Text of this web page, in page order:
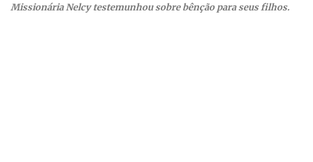
Missionária Nelcy testemunhou sobre bênção para seus filhos.